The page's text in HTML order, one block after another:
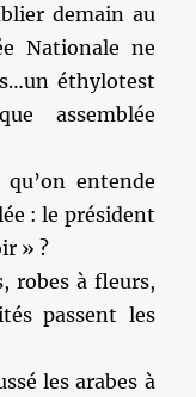
demain au
Nationale ne
éthylotest
assemblée
entende
: le président
» ?
robes à fleurs,
passent les
les arabes à